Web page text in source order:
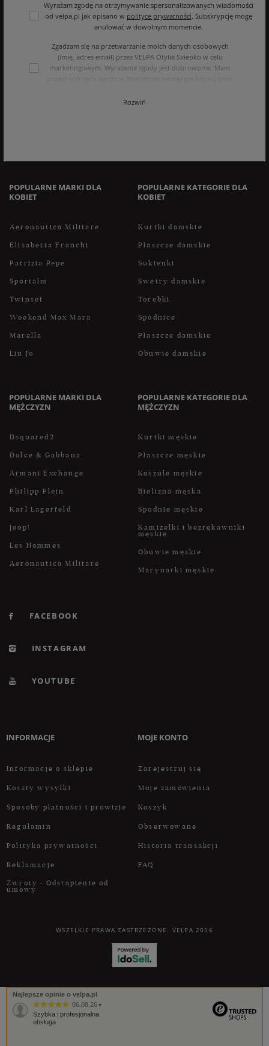
Wyrażam zgodę na otrzymywanie spersonalizowanych wiadomości
od velpa.pl jak opisano w polityce prywatności. Subskrypcję mogę
anulować w dowolnym momencie.
Zgadzam się na przetwarzanie moich danych osobowych
(imię, adres email) przez VELPA Otylia Skiepko w celu
marketingowym. Wyrażenie zgody jest dobrowolne. Mam
podstawie zgody przed jej cofnięciem. Mam prawo dostępu
Rozwiń
POPULARNE MARKI DLA
KOBIET
Aeronautica Militare
Elisabetta Franchi
Patrizia Pepe
Sportalm
Twinset
Weekend Max Mara
Marella
Liu Jo
POPULARNE KATEGORIE DLA
KOBIET
Kurtki damskie
Płaszcze damskie
Sukienki
Swetry damskie
Torebki
Spódnice
Płaszcze damskie
Obuwie damskie
POPULARNE MARKI DLA
MĘŻCZYZN
Dsquared2
Dolce & Gabbana
Armani Exchange
Philipp Plein
Karl Lagerfeld
Joop!
Les Hommes
Aeronautica Militare
POPULARNE KATEGORIE DLA
MĘŻCZYZN
Kurtki męskie
Płaszcze męskie
Koszule męskie
Bielizna męska
Spodnie męskie
Kamizelki i bezrękawniki
męskie
Obuwie męskie
Marynarki męskie
FACEBOOK
INSTAGRAM
YOUTUBE
INFORMACJE
Informacje o sklepie
Koszty wysyłki
Sposoby płatności i prowizje
Regulamin
Polityka prywatności
Reklamacje
Zwroty - Odstąpienie od
umowy
MOJE KONTO
Zarejestruj się
Moje zamówienia
Koszyk
Obserwowane
Historia transakcji
FAQ
WSZELKIE PRAWA ZASTRZEŻONE. VELPA 2016
Najlepsze opinie o velpa.pl
06.08.26 ▼
Szybka i profesjonalna
obsługa